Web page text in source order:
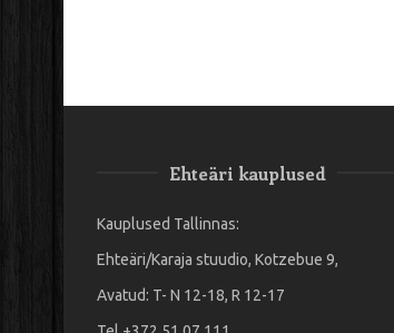
Ehteäri kauplused
Kauplused Tallinnas:
Ehteäri/Karaja stuudio, Kotzebue 9,
Avatud: T- N 12-18, R 12-17